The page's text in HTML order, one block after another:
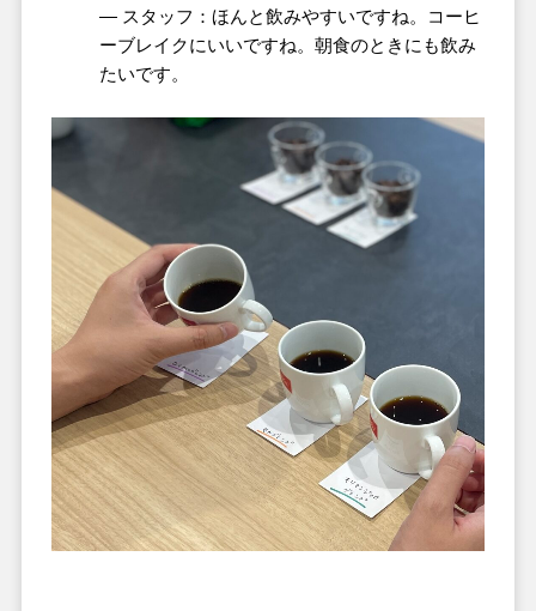
― スタッフ：ほんと飲みやすいですね。コーヒ
ーブレイクにいいですね。朝食のときにも飲み
たいです。